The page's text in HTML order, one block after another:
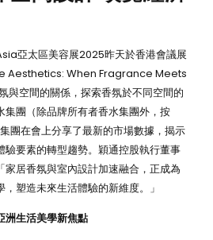
亞太區美容展2025昨天於香港會議展
Aesthetics: When Fragrance Meets
與空間的關係，探索香氛於不同空間的
集團（除品牌所有者香水集團外，按
團在會上分享了最新的市場數據，揭示
驗要素的轉型趨勢。穎通控股執行董事
居香氛與室內設計加速融合，正成為
塑造未來生活體驗的新維度。」
洲生活美學新焦點